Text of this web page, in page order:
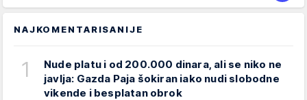
NAJKOMENTARISANIJE
1
Nude platu i od 200.000 dinara, ali se niko ne
javlja: Gazda Paja šokiran iako nudi slobodne
vikende i besplatan obrok